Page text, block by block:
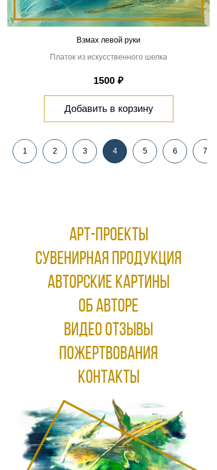
Взмах левой руки
Платок из искусственного шелка
1500 ₽
Добавить в корзину
1 2 3 4 5 6 7
АРТ-ПРОЕКТЫ
Сувенирная продукция
АВТОРСКИЕ КАРТИНЫ
ОБ АВТОРЕ
ВИДЕО ОТЗЫВЫ
ПОЖЕРТВОВАНИЯ
КОНТАКТЫ